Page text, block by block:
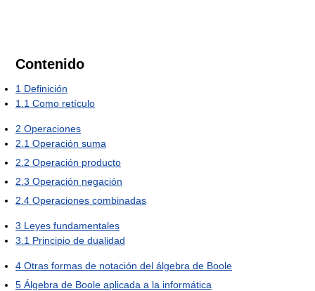
Contenido
1 Definición
1.1 Como retículo
2 Operaciones
2.1 Operación suma
2.2 Operación producto
2.3 Operación negación
2.4 Operaciones combinadas
3 Leyes fundamentales
3.1 Principio de dualidad
4 Otras formas de notación del álgebra de Boole
5 Álgebra de Boole aplicada a la informática